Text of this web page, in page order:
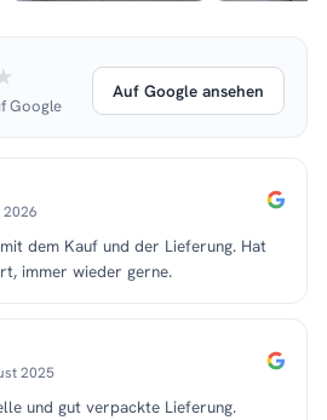
Google
Auf Google ansehen
2026
dem Kauf und der Lieferung. Hat
immer wieder gerne.
2025
und gut verpackte Lieferung.